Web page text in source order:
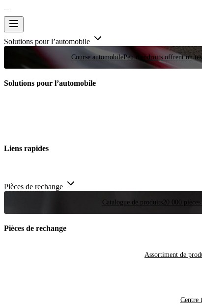
Solutions pour l’automobile
Course automobilePeu d'endroits offrent un
Solutions pour l’automobile
Liens rapides
Pièces de rechange
Catalogue de produits20 000
Pièces de rechange
Assortiment de
Centre